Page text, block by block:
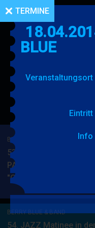
BERRY BLUE & BAND
53. JAZZ Matinee in den
PARKSIDE STUDIOS
"Gypsy Jazz"
BAND
BERRY BLUE & BAND
54. JAZZ Matinee in
TERMINE
BLUE
Veranstaltungsort
Eintritt
Info